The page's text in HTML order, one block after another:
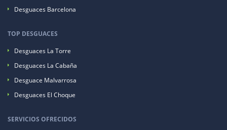
Desguaces Barcelona
TOP DESGUACES
Desguaces La Torre
Desguaces La Cabaña
Desguace Malvarrosa
Desguaces El Choque
SERVICIOS OFRECIDOS